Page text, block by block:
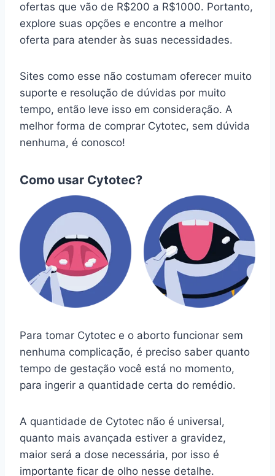
ofertas que vão de R$200 a R$1000. Portanto,
explore suas opções e encontre a melhor
oferta para atender às suas necessidades.
Sites como esse não costumam oferecer muito
suporte e resolução de dúvidas por muito
tempo, então leve isso em consideração. A
melhor forma de comprar Cytotec, sem dúvida
nenhuma, é conosco!
Como usar Cytotec?
Para tomar Cytotec e o aborto funcionar sem
nenhuma complicação, é preciso saber quanto
tempo de gestação você está no momento,
para ingerir a quantidade certa do remédio.
A quantidade de Cytotec não é universal,
quanto mais avançada estiver a gravidez,
maior será a dose necessária, por isso é
importante ficar de olho nesse detalhe.